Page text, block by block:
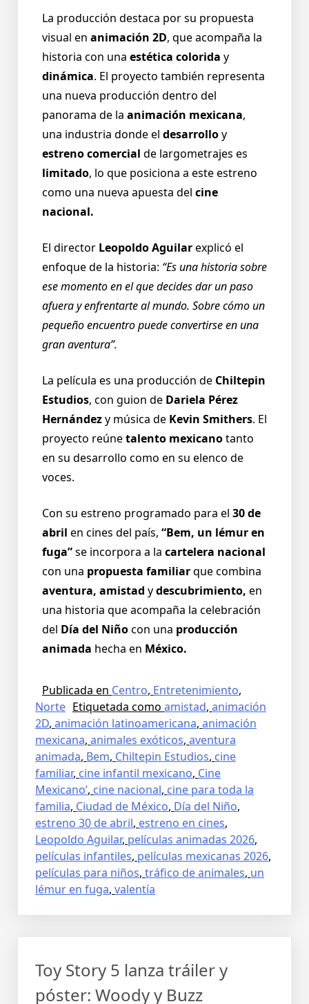
La producción destaca por su propuesta
visual en animación 2D, que acompaña la
historia con una estética colorida y
dinámica. El proyecto también representa
una nueva producción dentro del
panorama de la animación mexicana,
una industria donde el desarrolloy
estreno comercial de largometrajes es
limitado, lo que posiciona a este estreno
como una nueva apuesta del cine
nacional.
El director Leopoldo Aguilarexplicó el
enfoque de la historia: “Es una historia sobre
ese momento en el que decides dar un paso
afuera y enfrentarte al mundo. Sobre cómo un
pequeño encuentro puede convertirse en una
gran aventura”.
La película es una producción de Chiltepin
Estudios, con guion de Dariela Pérez
Hernándezy música de Kevin Smithers. El
proyecto reúnetalento mexicanotanto
en su desarrollo como en su elenco de
voces.
Con su estreno programado para el 30 de
abril en cines del país, “Bem, un lémur en
fuga”se incorpora a la cartelera nacional
con una propuesta familiarque combina
aventura, amistad ydescubrimiento, en
una historia que acompaña la celebración
del Día del Niñocon una producción
animada hecha en México.
Publicada en Centro, Entretenimiento,
Norte Etiquetada como amistad, animación
2D, animación latinoamericana, animación
mexicana, animales exóticos, aventura
animada, Bem, Chiltepin Estudios, cine
familiar, cine infantil mexicano, Cine
Mexicano’, cine nacional, cine para toda la
familia, Ciudad de México, Día del Niño,
estreno 30 de abril, estreno en cines,
Leopoldo Aguilar, películas animadas 2026,
películas infantiles, películas mexicanas 2026,
películas para niños, tráfico de animales, un
lémur en fuga, valentía
Toy Story 5 lanza tráiler y
póster: Woody y Buzz